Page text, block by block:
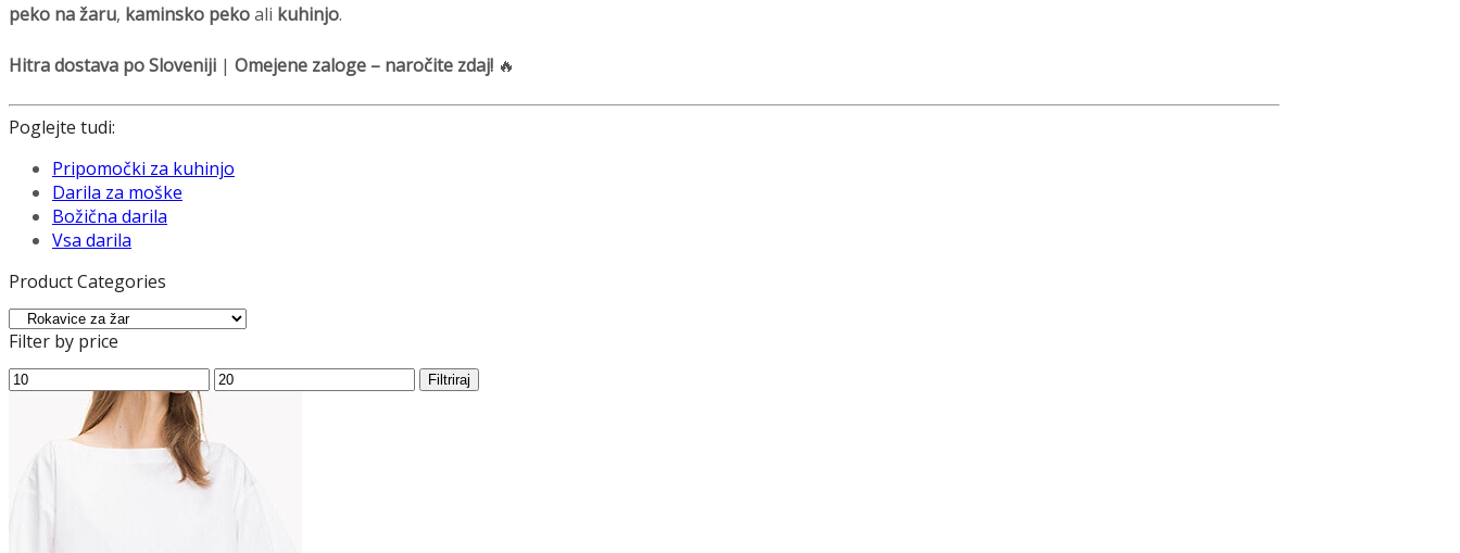
peko na žaru, kaminsko pekoali kuhinjo.
Hitra dostava po Sloveniji | Omejene zaloge – naročite zdaj! 🔥
Poglejte tudi:
Pripomočki za kuhinjo
Darila za moške
Božična darila
Vsa darila
Product Categories
Filter by price
Min
Max
Filtriraj